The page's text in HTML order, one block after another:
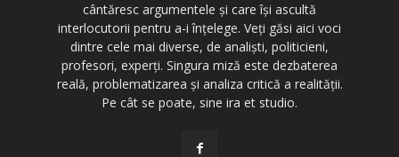
cântăresc argumentele și care își ascultă
interlocutorii pentru a-i înțelege. Veți găsi aici voci
dintre cele mai diverse, de analiști, politicieni,
profesori, experți. Singura miză este dezbaterea
reală, problematizarea și analiza critică a realității.
Pe cât se poate, sine ira et studio.